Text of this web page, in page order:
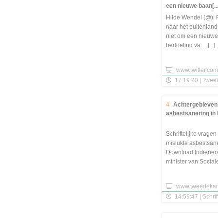
een nieuwe
Hilde Wendel (@):
naar het
niet om een
bedoeling va… [...]
www.twitter.com
17:19:20 | Tweet
4 Achtergebleven
asbestsanering in
Schriftelijke
mislukte
Download
minister van
14:59:47 |